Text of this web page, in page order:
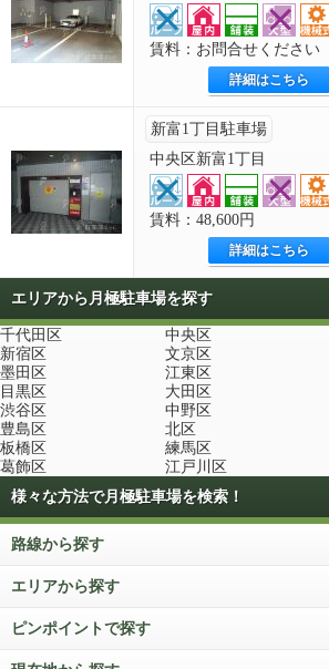
賃料：お問合せください
詳細はこちら
新富1丁目駐車場
中央区新富1丁目
賃料：48,600円
詳細はこちら
エリアから月極駐車場を探す
千代田区 中央区
新宿区
文京区
墨田区
江東区
目黒区
大田区
渋谷区
中野区
豊島区
北区
板橋区
練馬区
葛飾区
江戸川区
様々な方法で月極駐車場を検索！
路線から探す
エリアから探す
ピンポイントで探す